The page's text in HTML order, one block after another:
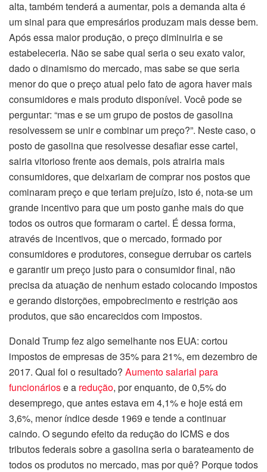
alta, também tenderá a aumentar, pois a demanda alta é
um sinal para que empresários produzam mais desse bem.
Após essa maior produção, o preço diminuiria e se
estabeleceria. Não se sabe qual seria o seu exato valor,
dado o dinamismo do mercado, mas sabe se que seria
menor do que o preço atual pelo fato de agora haver mais
consumidores e mais produto disponível. Você pode se
perguntar: “mas e se um grupo de postos de gasolina
resolvessem se unir e combinar um preço?”. Neste caso, o
posto de gasolina que resolvesse desafiar esse cartel,
sairia vitorioso frente aos demais, pois atrairia mais
consumidores, que deixariam de comprar nos postos que
cominaram preço e que teriam prejuízo, isto é, nota-se um
grande incentivo para que um posto ganhe mais do que
todos os outros que formaram o cartel. É dessa forma,
através de incentivos, que o mercado, formado por
consumidores e produtores, consegue derrubar os carteis
e garantir um preço justo para o consumidor final, não
precisa da atuação de nenhum estado colocando impostos
e gerando distorções, empobrecimento e restrição aos
produtos, que são encarecidos com impostos.
Donald Trump fez algo semelhante nos EUA: cortou
impostos de empresas de 35% para 21%, em dezembro de
2017. Qual foi o resultado? Aumento salarial para
funcionáriose a redução, por enquanto, de 0,5% do
desemprego, que antes estava em 4,1% e hoje está em
3,6%, menor índice desde 1969 e tende a continuar
caindo. O segundo efeito da redução do ICMS e dos
tributos federais sobre a gasolina seria o barateamento de
todos os produtos no mercado, mas por quê? Porque todos